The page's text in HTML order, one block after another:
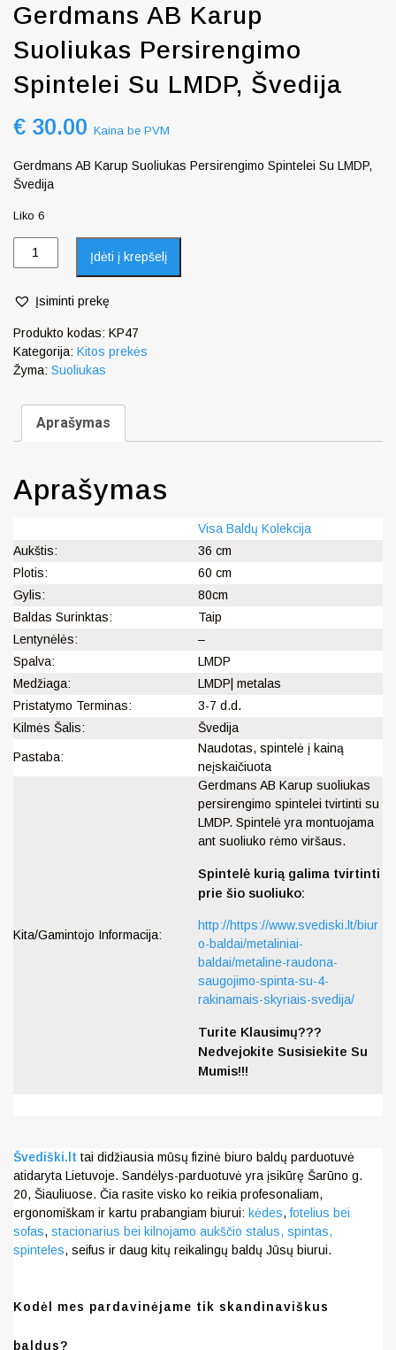
Gerdmans AB Karup
Suoliukas Persirengimo
Spintelei Su LMDP, Švedija
€ 30.00 Kaina be PVM
Gerdmans AB Karup Suoliukas Persirengimo Spintelei Su LMDP,
Švedija
Liko 6
Įdėti į krepšelį
Įsiminti prekę
Produkto kodas: KP47
Kategorija: Kitos prekės
Žyma: Suoliukas
Aprašymas
Aprašymas
Visa Baldų Kolekcija
Aukštis:
36 cm
Plotis:
60 cm
Gylis:
80cm
Baldas Surinktas:
Taip
Lentynėlės:
–
Spalva:
LMDP
Medžiaga:
LMDP| metalas
Pristatymo Terminas:
3-7 d.d.
Kilmės Šalis:
Švedija
Pastaba:
Naudotas, spintelė į kainą
neįskaičiuota
Kita/Gamintojo Informacija:
Gerdmans AB Karup suoliukas
persirengimo spintelei tvirtinti su
LMDP. Spintelė yra montuojama
ant suoliuko rėmo viršaus.
Spintelė kurią galima tvirtinti
prie šio suoliuko:
http://https://www.svediski.lt/biur
o-baldai/metaliniai-
baldai/metaline-raudona-
saugojimo-spinta-su-4-
rakinamais-skyriais-svedija/
Turite Klausimų???
Nedvejokite Susisiekite Su
Mumis!!!
Švediški.lt tai didžiausia mūsų fizinė biuro baldų parduotuvė
atidaryta Lietuvoje. Sandėlys-parduotuvė yra įsikūrę Šarūno g.
20, Šiauliuose. Čia rasite visko ko reikia profesonaliam,
ergonomiškam ir kartu prabangiam biurui: kėdes,fotelius bei
sofas, stacionarius bei kilnojamo aukščio stalus, spintas,
spinteles, seifus ir daug kitų reikalingų baldų Jūsų biurui.
Kodėl mes pardavinėjame tik skandinaviškus
baldus?